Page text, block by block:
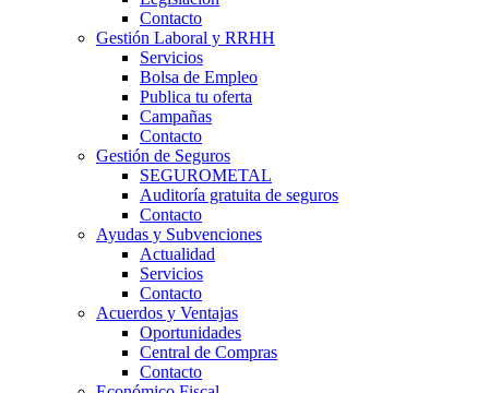
Contacto
Gestión Laboral y RRHH
Servicios
Bolsa de Empleo
Publica tu oferta
Campañas
Contacto
Gestión de Seguros
SEGUROMETAL
Auditoría gratuita de seguros
Contacto
Ayudas y Subvenciones
Actualidad
Servicios
Contacto
Acuerdos y Ventajas
Oportunidades
Central de Compras
Contacto